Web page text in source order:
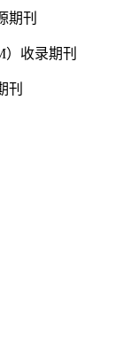
期刊
收录期刊
刊